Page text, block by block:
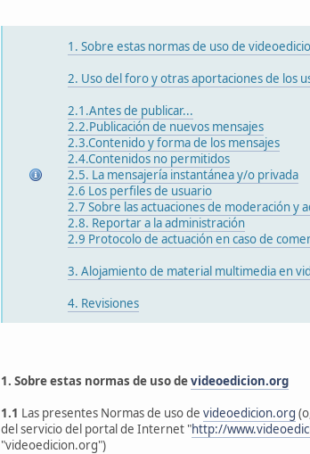
1. Sobre estas normas de uso de
2. Uso del foro y otras aportaciones de los
2.1.Antes de publicar...
2.2.Publicación de nuevos mensajes
2.3.Contenido y forma de los mensajes
2.4.Contenidos no permitidos
2.5. La mensajería instantánea y/o privada
2.6 Los perfiles de usuario
2.7 Sobre las actuaciones de moderación y
2.8. Reportar a la administración
2.9 Protocolo de actuación en caso de
3. Alojamiento de material multimedia en
4. Revisiones
1. Sobre estas normas de uso devideoedicion.org
1.1 Las presentes Normas de uso de videoedicion.org
del servicio del portal de Internet "http://
"videoedicion.org")